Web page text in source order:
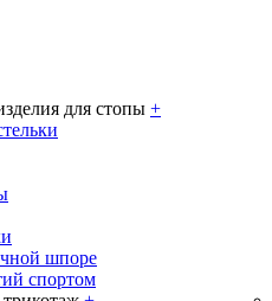
для стопы +
шпоре
спортом